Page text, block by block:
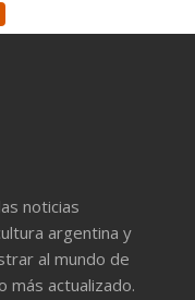
noticias
argentina y
al mundo de
más actualizado.